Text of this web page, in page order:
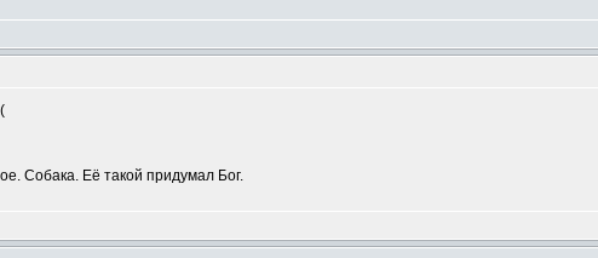
Собака. Её такой придумал Бог.